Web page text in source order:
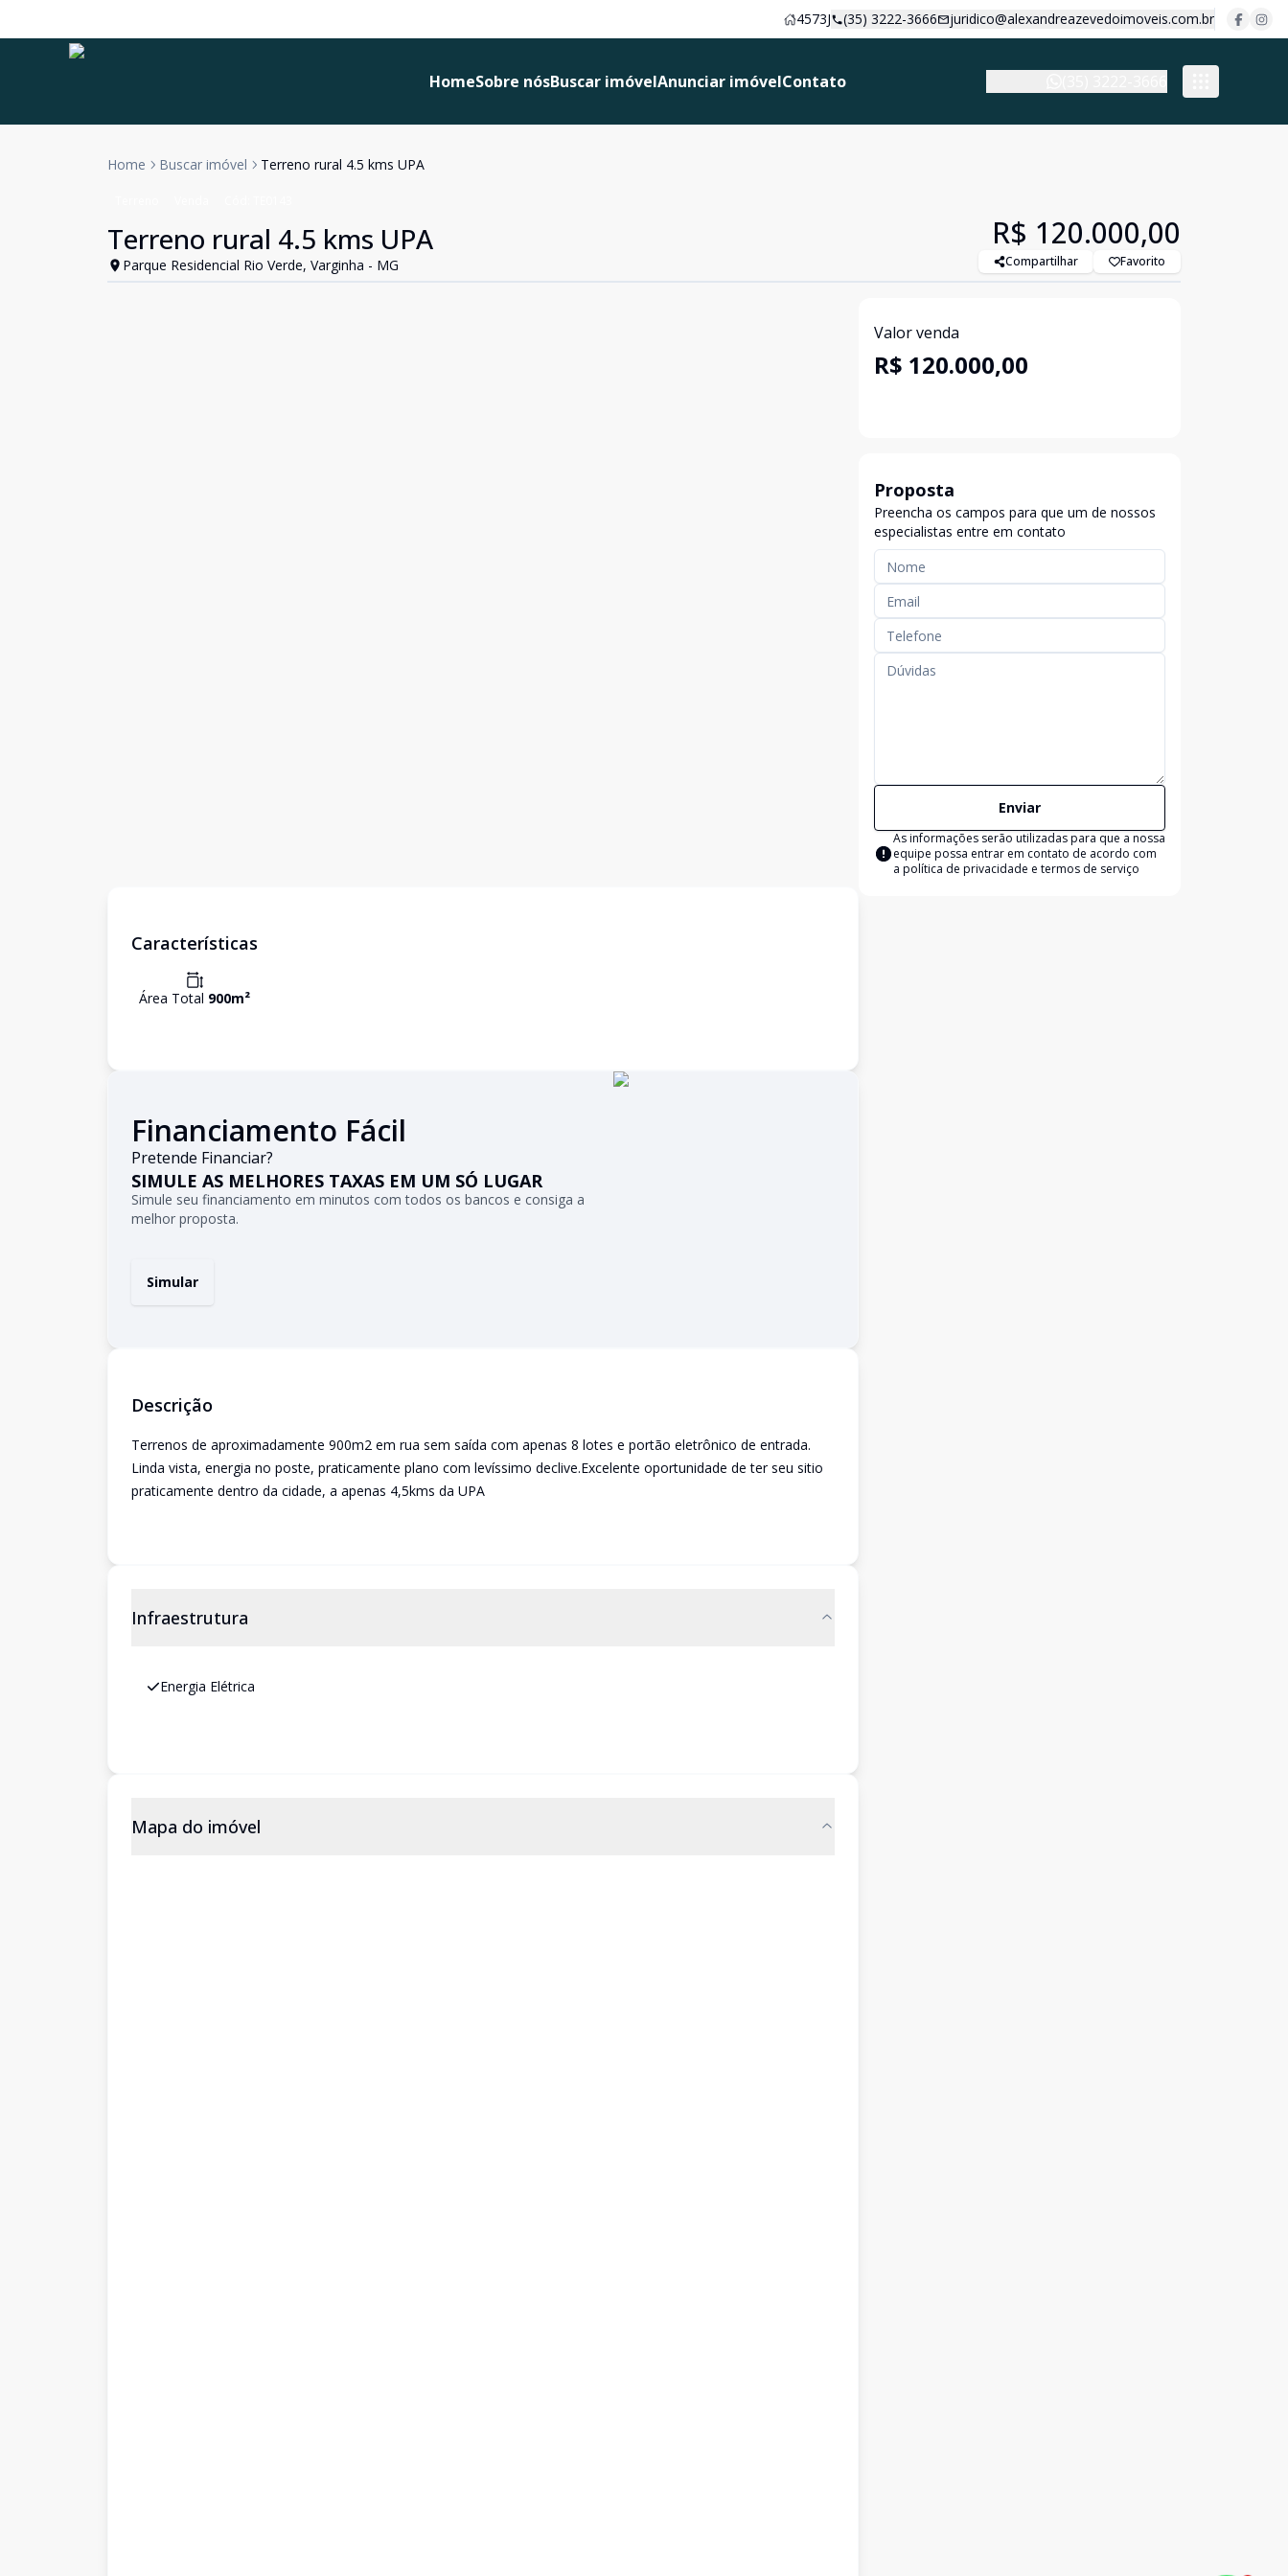
4573J (35) 3222-3666 juridico@alexandreazevedoimoveis.com.br
HomeSobre nósBuscar imóvelAnunciar imóvelContato
Home Buscar imóvel Terreno rural 4.5 kms UPA
Terreno rural 4.5 kms UPA
Parque Residencial Rio Verde, Varginha - MG
R$ 120.000,00
Compartilhar Favorito
Características
Área Total 900m²
Financiamento Fácil
Pretende Financiar?
SIMULE AS MELHORES TAXAS EM UM SÓ LUGAR
Simule seu financiamento em minutos com todos os bancos e consiga a
melhor proposta.
Simular
Descrição
Terrenos de aproximadamente 900m2 em rua sem saída com apenas 8 lotes e portão eletrônico de entrada.
Linda vista, energia no poste, praticamente plano com levíssimo declive.Excelente oportunidade de ter seu sitio
praticamente dentro da cidade, a apenas 4,5kms da UPA
Infraestrutura
Energia Elétrica
Mapa do imóvel
Valor venda
R$ 120.000,00
Proposta
Preencha os campos para que um de nossos
especialistas entre em contato
Enviar
As informações serão utilizadas para que a nossa
equipe possa entrar em contato de acordo com
a política de privacidade e termos de serviço